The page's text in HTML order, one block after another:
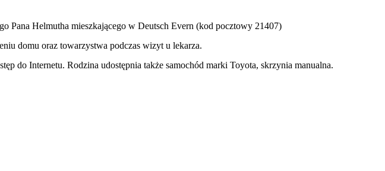
Pana Helmutha mieszkającego w Deutsch Evern (kod pocztowy 21407)
domu oraz towarzystwa podczas wizyt u lekarza.
do Internetu. Rodzina udostępnia także samochód marki Toyota, skrzynia manualna.